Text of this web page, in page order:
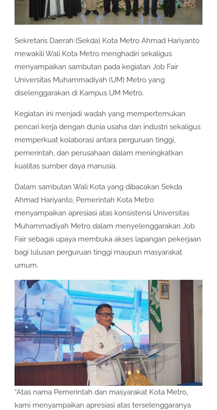
Sekretaris Daerah (Sekda) Kota Metro Ahmad Hariyanto
mewakili Wali Kota Metro menghadiri sekaligus
menyampaikan sambutan pada kegiatan Job Fair
Universitas Muhammadiyah (UM) Metro yang
diselenggarakan di Kampus UM Metro.
Kegiatan ini menjadi wadah yang mempertemukan
pencari kerja dengan dunia usaha dan industri sekaligus
memperkuat kolaborasi antara perguruan tinggi,
pemerintah, dan perusahaan dalam meningkatkan
kualitas sumber daya manusia.
Dalam sambutan Wali Kota yang dibacakan Sekda
Ahmad Hariyanto, Pemerintah Kota Metro
menyampaikan apresiasi atas konsistensi Universitas
Muhammadiyah Metro dalam menyelenggarakan Job
Fair sebagai upaya membuka akses lapangan pekerjaan
bagi lulusan perguruan tinggi maupun masyarakat
umum.
“Atas nama Pemerintah dan masyarakat Kota Metro,
kami menyampaikan apresiasi atas terselenggaranya